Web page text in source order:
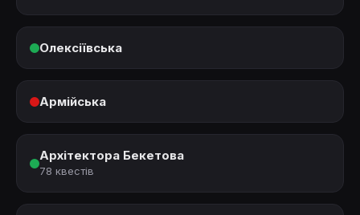
Олексіївська
Армійська
Архітектора Бекетова
78 квестів